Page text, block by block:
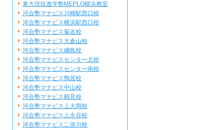
東大現役進学塾MEPLO横浜教室
河合塾マナビス川崎駅西口校
河合塾マナビス横浜駅西口校
河合塾マナビス菊名校
河合塾マナビス大倉山校
河合塾マナビス綱島校
河合塾マナビスセンター北校
河合塾マナビスセンター南校
河合塾マナビス鴨居校
河合塾マナビス中山校
河合塾マナビス鶴見校
河合塾マナビス上大岡校
河合塾マナビス上永谷校
河合塾マナビス二俣川校